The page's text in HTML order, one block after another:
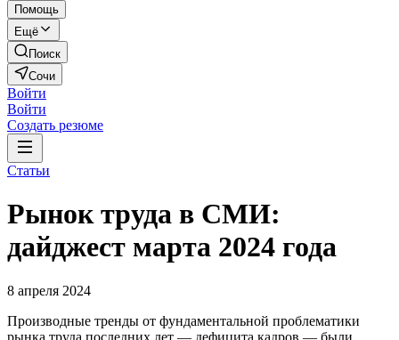
Помощь
Ещё
Поиск
Сочи
Войти
Войти
Создать резюме
Статьи
Рынок труда в СМИ:
дайджест марта 2024 года
8 апреля 2024
Производные тренды от фундаментальной проблематики
рынка труда последних лет — дефицита кадров — были